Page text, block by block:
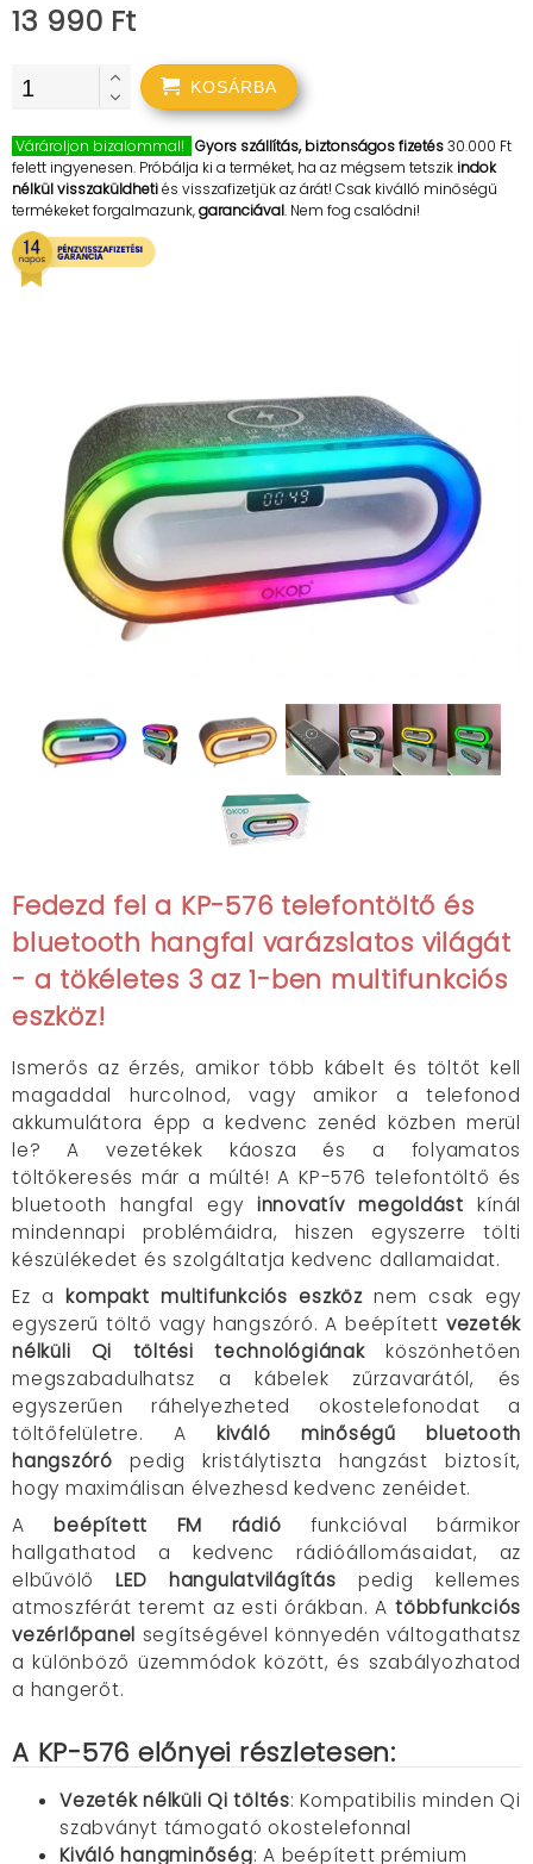
13 990 Ft
KOSÁRBA
Várároljon bizalommal! Gyors szállítás, biztonságos fizetés30.000 Ft
felett ingyenesen. Próbálja ki a terméket, ha az mégsem tetszikindok
nélkül visszaküldhetiés visszafizetjük az árát! Csak kiválló minőségű
termékeket forgalmazunk,garanciával. Nem fog csalódni!
Fedezd fel a KP-576 telefontöltő és
bluetooth hangfal varázslatos világát
- a tökéletes 3 az 1-ben multifunkciós
eszköz!
Ismerős az érzés, amikor több kábelt és töltőt kell
magaddal hurcolnod, vagy amikor a telefonod
akkumulátora épp a kedvenc zenéd közben merül
le? A vezetékek káosza és a folyamatos
töltőkeresés már a múlté! A KP-576 telefontöltő és
bluetooth hangfal egy innovatív megoldást kínál
mindennapi problémáidra, hiszen egyszerre tölti
készülékedet és szolgáltatja kedvenc dallamaidat.
Ez a kompakt multifunkciós eszköznem csak egy
egyszerű töltő vagy hangszóró. A beépített vezeték
nélküli Qi töltési technológiánakköszönhetően
megszabadulhatsz a kábelek zűrzavarától, és
egyszerűen ráhelyezheted okostelefonodat a
töltőfelületre. A kiváló minőségű bluetooth
hangszóró pedig kristálytiszta hangzást biztosít,
hogy maximálisan élvezhesd kedvenc zenéidet.
A beépített FM rádió funkcióval bármikor
hallgathatod a kedvenc rádióállomásaidat, az
elbűvölőLED hangulatvilágítás pedig kellemes
atmoszférát teremt az esti órákban. A többfunkciós
vezérlőpanel segítségével könnyedén váltogathatsz
a különböző üzemmódok között, és szabályozhatod
a hangerőt.
A KP-576 előnyei részletesen:
Vezeték nélküli Qi töltés: Kompatibilis minden Qi
szabványt támogató okostelefonnal
Kiváló hangminőség: A beépített prémium